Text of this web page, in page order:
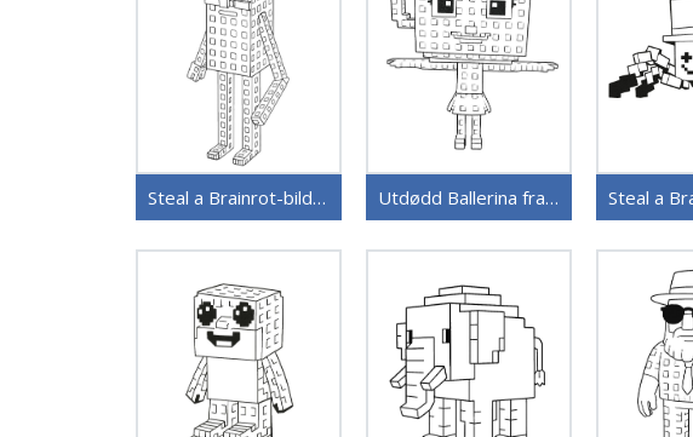
Steal a Brainrot-bilder Utdødd Ballerina fra Steal a Brainrot